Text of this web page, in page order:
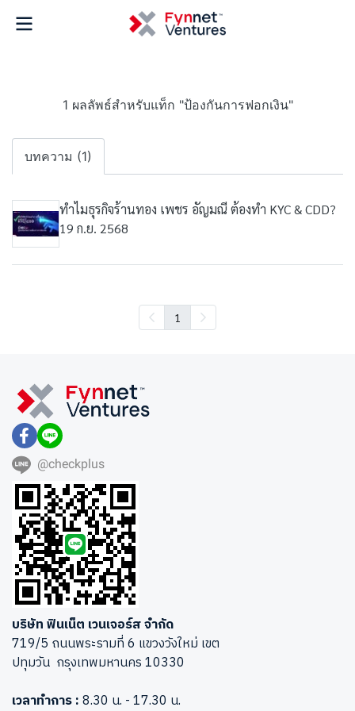
1 ผลลัพธ์สำหรับแท็ก "ป้องกันการฟอกเงิน"
บทความ (1)
ทำไมธุรกิจร้านทอง เพชร อัญมณี ต้องทำ KYC & CDD?
19 ก.ย. 2568
1
@checkplus
บริษัท ฟินเน็ต เวนเจอร์ส จำกัด
719/5 ถนนพระรามที่ 6 แขวงวังใหม่ เขต
ปทุมวัน กรุงเทพมหานคร 10330
เวลาทำการ :8.30 น. - 17.30 น.